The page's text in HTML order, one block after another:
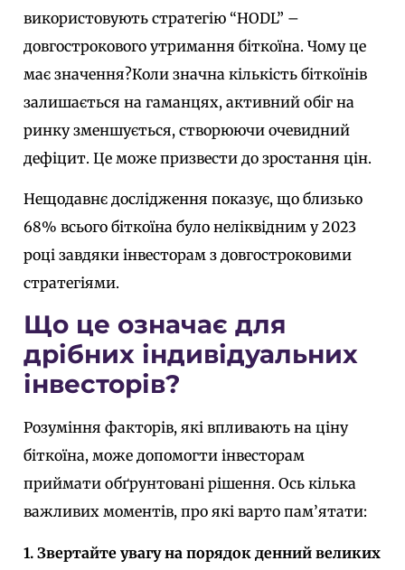
використовують стратегію “HODL” –
довгострокового утримання біткоїна. Чому це
має значення?Коли значна кількість біткоїнів
залишається на гаманцях, активний обіг на
ринку зменшується, створюючи очевидний
дефіцит. Це може призвести до зростання цін.
Нещодавнє дослідження показує, що близько
68% всього біткоїна було неліквідним у 2023
році завдяки інвесторам з довгостроковими
стратегіями.
Що це означає для
дрібних індивідуальних
інвесторів?
Розуміння факторів, які впливають на ціну
біткоїна, може допомогти інвесторам
приймати обґрунтовані рішення. Ось кілька
важливих моментів, про які варто пам’ятати:
1. Звертайте увагу на порядок денний великих